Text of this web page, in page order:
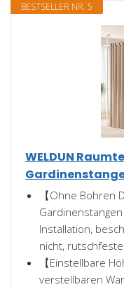
BESTSELLER NR. 5
WELDUN
【Ohne Bohren
Installation,
nicht,
【Einstellbare
verstellbaren